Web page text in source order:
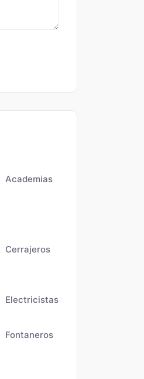
Academias
Cerrajeros
Electricistas
Fontaneros